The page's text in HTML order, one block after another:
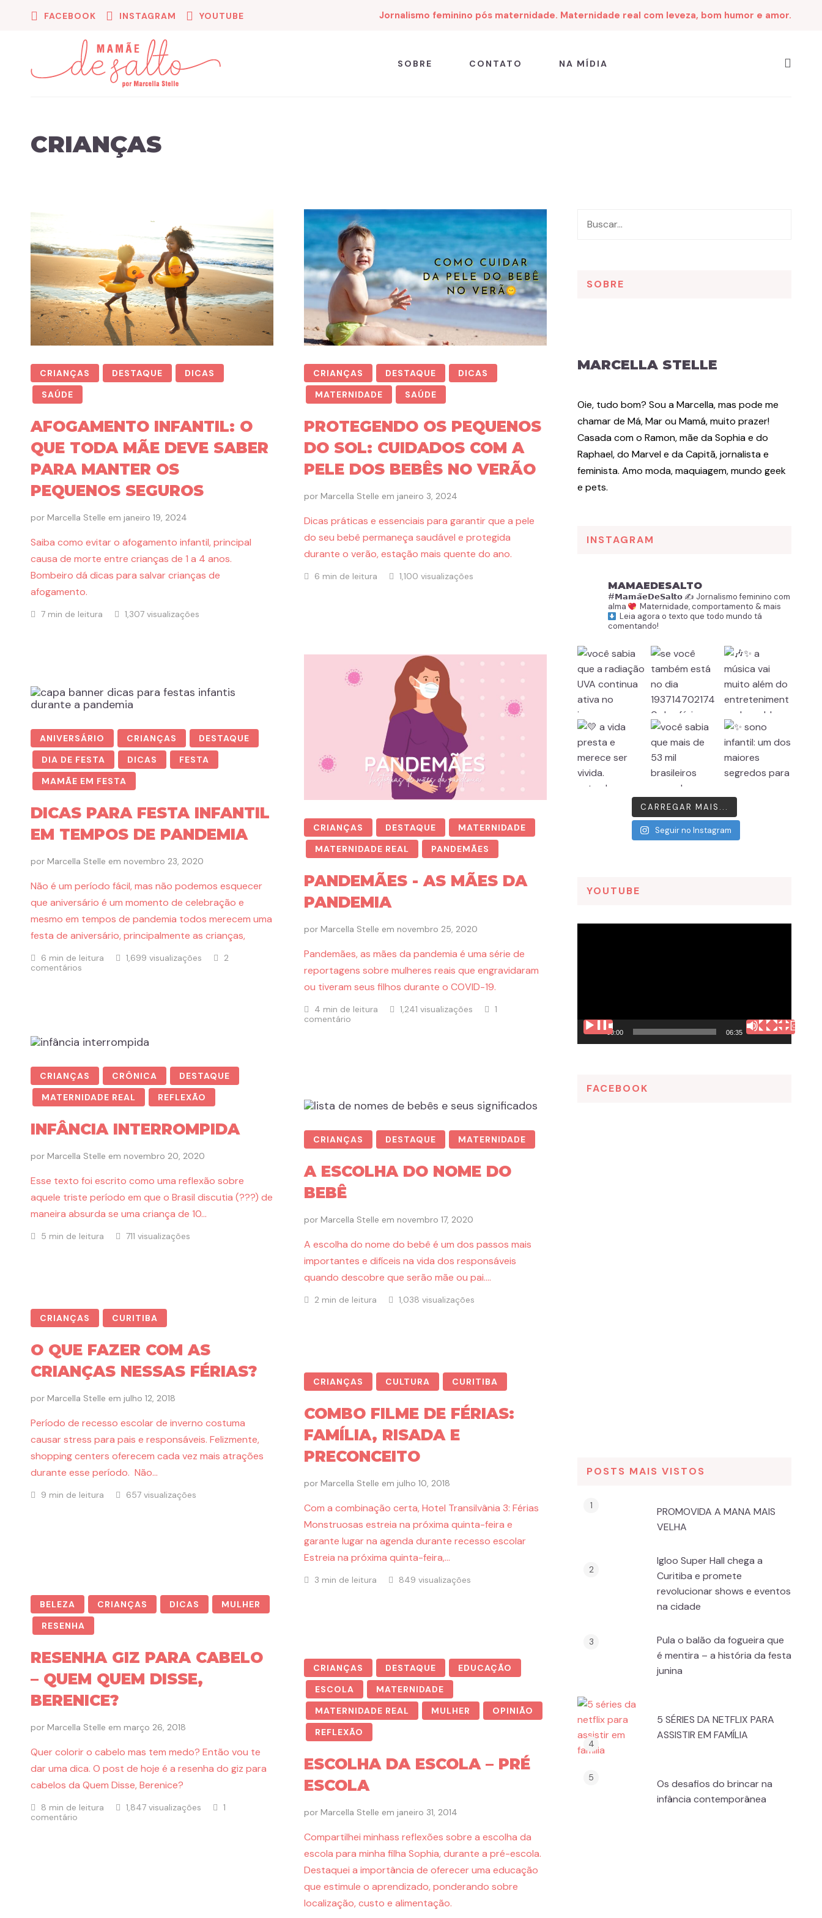
FACEBOOK INSTAGRAM YOUTUBE Jornalismo feminino pós maternidade. Maternidade real com leveza, bom humor e amor.
SOBRE CONTATO NA MÍDIA
CRIANÇAS
CRIANÇAS DESTAQUE
DICAS
SAÚDE
AFOGAMENTO INFANTIL: O
QUE TODA MÃE DEVE SABER
PARA MANTER OS
PEQUENOS SEGUROS
por Marcella Stelle em janeiro 19, 2024
Saiba como evitar o afogamento infantil, principal
causa de morte entre crianças de 1 a 4 anos.
Bombeiro dá dicas para salvar crianças de
afogamento.
7 min de leitura 1,307 visualizações
CRIANÇAS DESTAQUE
DICAS
MATERNIDADE
SAÚDE
PROTEGENDO OS PEQUENOS
DO SOL: CUIDADOS COM A
PELE DOS BEBÊS NO VERÃO
por Marcella Stelle em janeiro 3, 2024
Dicas práticas e essenciais para garantir que a pele
do seu bebê permaneça saudável e protegida
durante o verão, estação mais quente do ano.
6 min de leitura 1,100 visualizações
CRIANÇAS DESTAQUE
MATERNIDADE
MATERNIDADE REAL
PANDEMÃES
PANDEMÃES - AS MÃES DA
PANDEMIA
por Marcella Stelle em novembro 25, 2020
Pandemães, as mães da pandemia é uma série de
reportagens sobre mulheres reais que engravidaram
ou tiveram seus filhos durante o COVID-19.
4 min de leitura 1,241 visualizações
1
comentário
ANIVERSÁRIO CRIANÇAS
DESTAQUE
DIA DE FESTA
DICAS
FESTA
MAMÃE EM FESTA
DICAS PARA FESTA INFANTIL
EM TEMPOS DE PANDEMIA
por Marcella Stelle em novembro 23, 2020
Não é um período fácil, mas não podemos esquecer
que aniversário é um momento de celebração e
mesmo em tempos de pandemia todos merecem uma
festa de aniversário, principalmente as crianças,
6 min de leitura 1,699 visualizações
2
comentários
CRIANÇAS CRÔNICA
DESTAQUE
MATERNIDADE REAL
REFLEXÃO
INFÂNCIA INTERROMPIDA
por Marcella Stelle em novembro 20, 2020
Esse texto foi escrito como uma reflexão sobre
aquele triste período em que o Brasil discutia (???) de
maneira absurda se uma criança de 10…
5 min de leitura 711 visualizações
CRIANÇAS DESTAQUE MATERNIDADE
A ESCOLHA DO NOME DO
BEBÊ
por Marcella Stelle em novembro 17, 2020
A escolha do nome do bebê é um dos passos mais
importantes e difíceis na vida dos responsáveis
quando descobre que serão mãe ou pai….
2 min de leitura
1,038 visualizações
CRIANÇAS
CURITIBA
O QUE FAZER COM AS
CRIANÇAS NESSAS FÉRIAS?
por Marcella Stelle em julho 12, 2018
Período de recesso escolar de inverno costuma
causar stress para pais e responsáveis. Felizmente,
shopping centers oferecem cada vez mais atrações
durante esse período. Não…
9 min de leitura 657 visualizações
CRIANÇAS CULTURA CURITIBA
COMBO FILME DE FÉRIAS:
FAMÍLIA, RISADA E
PRECONCEITO
por Marcella Stelle em julho 10, 2018
Com a combinação certa, Hotel Transilvânia 3: Férias
Monstruosas estreia na próxima quinta-feira e
garante lugar na agenda durante recesso escolar
Estreia na próxima quinta-feira,…
3 min de leitura 849 visualizações
BELEZA CRIANÇAS DICAS
MULHER
RESENHA
RESENHA GIZ PARA CABELO
– QUEM QUEM DISSE,
BERENICE?
por Marcella Stelle em março 26, 2018
Quer colorir o cabelo mas tem medo? Então vou te
dar uma dica. O post de hoje é a resenha do giz para
cabelos da Quem Disse, Berenice?
8 min de leitura 1,847 visualizações
1
comentário
CRIANÇAS DESTAQUE
EDUCAÇÃO
ESCOLA
MATERNIDADE
MATERNIDADE REAL
MULHER
OPINIÃO
REFLEXÃO
ESCOLHA DA ESCOLA – PRÉ
ESCOLA
por Marcella Stelle em janeiro 31, 2014
Compartilhei minhass reflexões sobre a escolha da
escola para minha filha Sophia, durante a pré-escola.
Destaquei a importância de oferecer uma educação
que estimule o aprendizado, ponderando sobre
localização, custo e alimentação.
SOBRE
MARCELLA STELLE
Oie, tudo bom? Sou a Marcella, mas pode me
chamar de Má, Mar ou Mamá, muito prazer!
Casada com o Ramon, mãe da Sophia e do
Raphael, do Marvel e da Capitã, jornalista e
feminista. Amo moda, maquiagem, mundo geek
e pets.
INSTAGRAM
MAMAEDESALTO
#𝗠𝗮𝗺𝗮̃𝗲𝗗𝗲𝗦𝗮𝗹𝘁𝗼 ✍️ Jornalismo feminino com
alma
Maternidade, comportamento & mais
Leia agora o texto que todo mundo tá
comentando!
CARREGAR MAIS...
Seguir no Instagram
YOUTUBE
00:00 06:35
FACEBOOK
POSTS MAIS VISTOS
PROMOVIDA A MANA MAIS
VELHA
Igloo Super Hall chega a
Curitiba e promete
revolucionar shows e eventos
na cidade
Pula o balão da fogueira que
é mentira – a história da festa
junina
5 SÉRIES DA NETFLIX PARA
ASSISTIR EM FAMÍLIA
Os desafios do brincar na
infância contemporânea